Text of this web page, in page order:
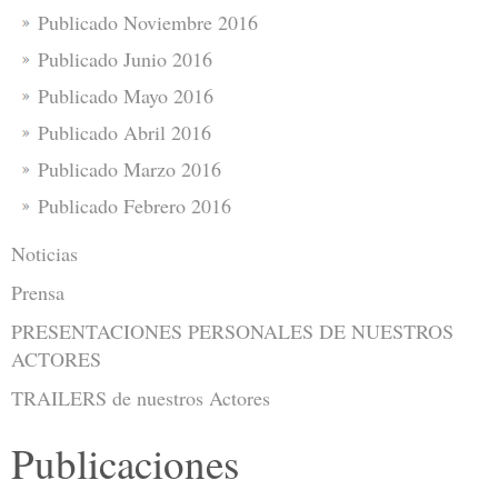
Publicado Noviembre 2016
Publicado Junio 2016
Publicado Mayo 2016
Publicado Abril 2016
Publicado Marzo 2016
Publicado Febrero 2016
Noticias
Prensa
PRESENTACIONES PERSONALES DE NUESTROS
ACTORES
TRAILERS de nuestros Actores
Publicaciones